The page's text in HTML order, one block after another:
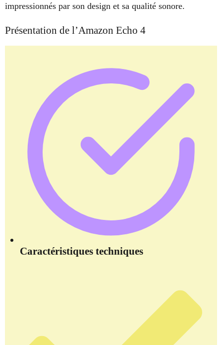
impressionnés par son design et sa qualité sonore.
Présentation de l’Amazon Echo 4
Caractéristiques techniques